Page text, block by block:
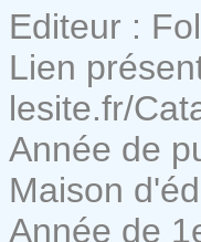
Editeur :
Lien
lesite.fr/
Année de
Maison
Année de